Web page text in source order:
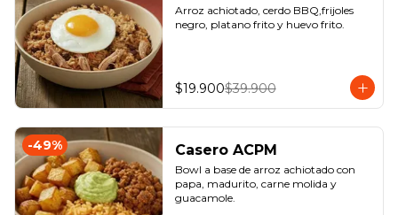
Arroz achiotado, cerdo BBQ,frijoles
negro, platano frito y huevo frito.
$19.900$39.900
-49% Casero ACPM
Bowl a base de arroz achiotado con
papa, madurito, carne molida y
guacamole.